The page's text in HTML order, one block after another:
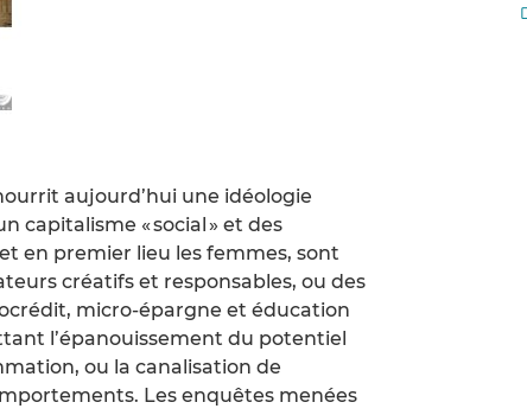
aujourd’hui une idéologie
capitalisme « social » et des
en premier lieu les femmes, sont
créatifs et responsables, ou des
micro-épargne et éducation
l’épanouissement du potentiel
ou la canalisation de
Les enquêtes menées